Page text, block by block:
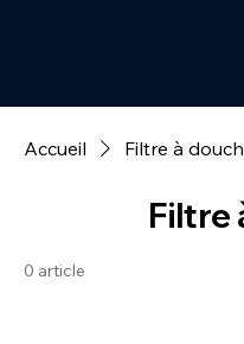
Accueil Filtre à
Filtre
0 article